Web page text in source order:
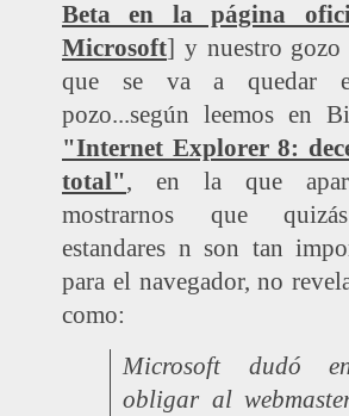
Beta en la página
Microsoft] y nuestro gozo
que se va a quedar
pozo...según leemos en
"Internet Explorer 8:
total", en la que
mostrarnos que
estandares n son tan
para el navegador, no
como:
Microsoft dudó
obligar al